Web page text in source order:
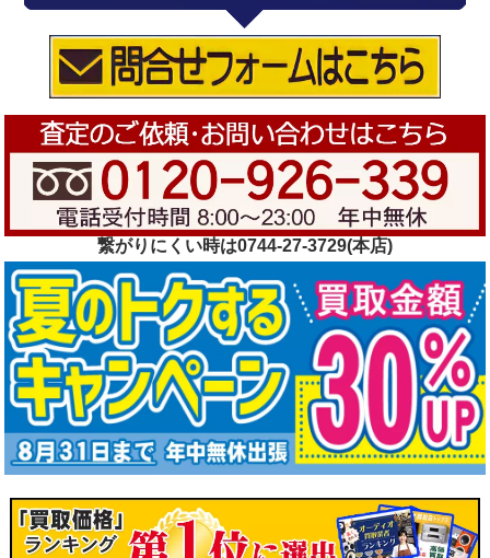
繋がりにくい時は0744-27-3729(本店)